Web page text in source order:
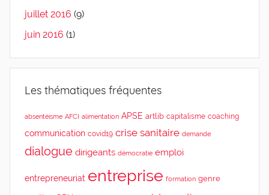
juillet 2016 (9)
juin 2016 (1)
Les thématiques fréquentes
absentéisme AFCI alimentation APSE artlib capitalisme coaching
communication covid19 crise sanitaire demande
dialogue dirigeants démocratie emploi
entrepreneuriat entreprise formation genre